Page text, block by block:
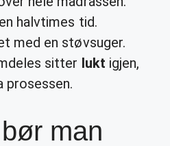
halvtimes tid.
med en støvsuger.
sitter lukt igjen,
prosessen.
man